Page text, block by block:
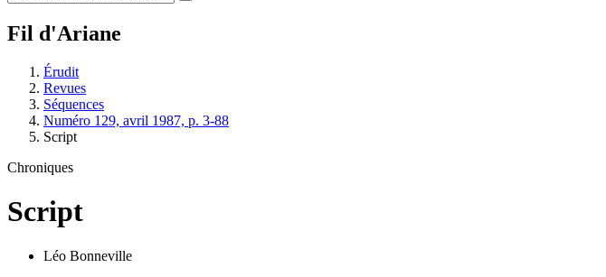
Fil d'Ariane
Érudit
Revues
Séquences
Numéro 129, avril 1987, p. 3-88
Script
Chroniques
Script
Léo Bonneville